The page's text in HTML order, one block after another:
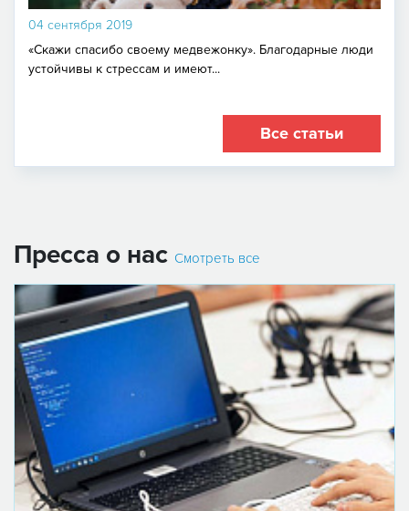
04 сентября 2019
«Скажи спасибо своему медвежонку». Благодарные люди
устойчивы к стрессам и имеют...
Все статьи
Пресса о нас Смотреть все